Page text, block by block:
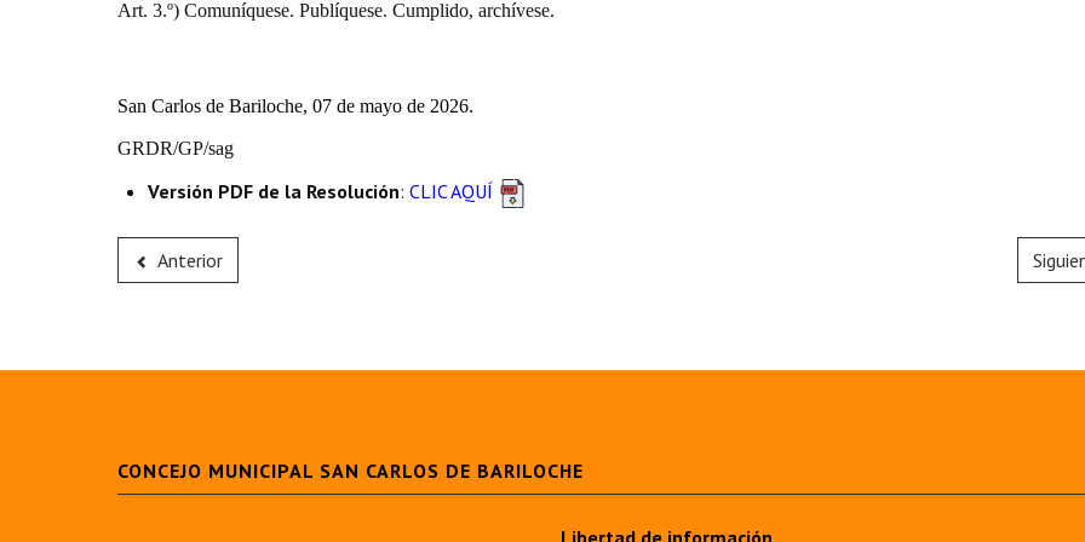
Art. 3.º) Comuníquese. Publíquese. Cumplido, archívese.
San Carlos de Bariloche, 07 de mayo de 2026.
GRDR/GP/sag
Versión PDF de la Resolución: CLIC AQUÍ
Anterior
CONCEJO MUNICIPAL SAN CARLOS DE BARILOCHE
Libertad de información